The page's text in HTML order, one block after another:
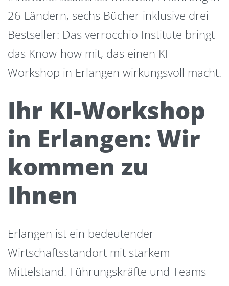
26 Ländern, sechs Bücher inklusive drei
Bestseller: Das verrocchio Institute bringt
das Know-how mit, das einen KI-
Workshop in Erlangen wirkungsvoll macht.
Ihr KI-Workshop
in Erlangen: Wir
kommen zu
Ihnen
Erlangen ist ein bedeutender
Wirtschaftsstandort mit starkem
Mittelstand. Führungskräfte und Teams